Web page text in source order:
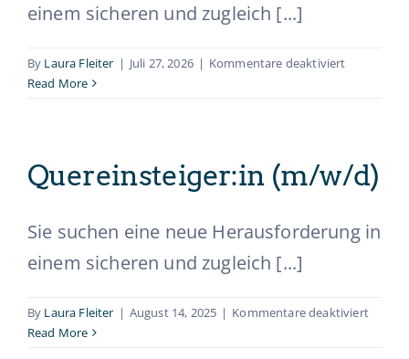
Initiativbewerbung & Kontakt
einem sicheren und zugleich [...]
By Laura Fleiter | Juli 27, 2026 | Kommentare deaktiviertfür
Read More
Quereinsteiger:in (m/w/d)
Sie suchen eine neue Herausforderung in
einem sicheren und zugleich [...]
By Laura Fleiter | August 14, 2025 | Kommentare deaktiviertfür
Read More